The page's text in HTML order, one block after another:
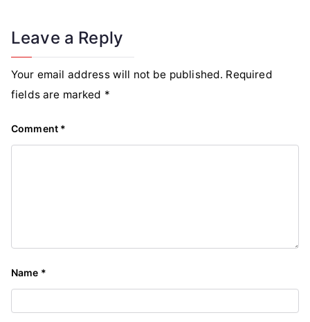
Leave a Reply
Your email address will not be published. Required
fields are marked *
Comment *
Name *